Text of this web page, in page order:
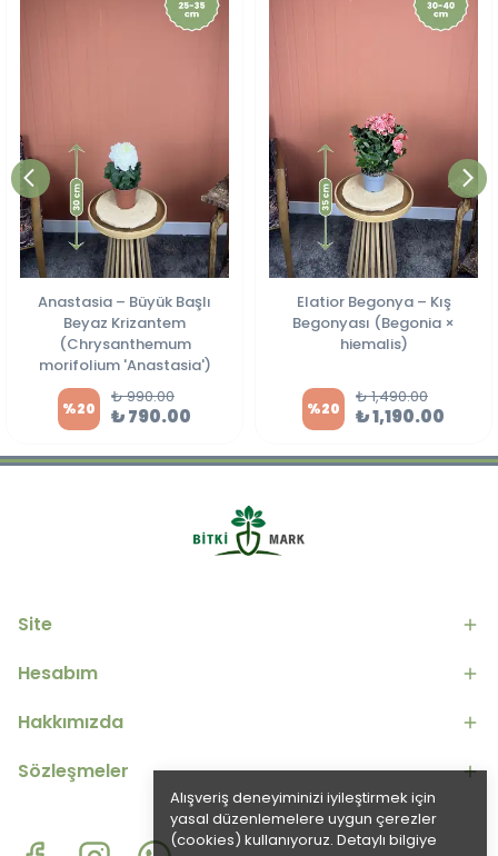
Alışveriş deneyiminizi iyileştirmek için
yasal düzenlemelere uygun çerezler
(cookies) kullanıyoruz. Detaylı bilgiye
Anastasia – Büyük Başlı
Beyaz Krizantem
(Chrysanthemum
morifolium 'Anastasia')
%20
₺ 990.00
₺ 790.00
Elatior Begonya – Kış
Begonyası (Begonia ×
hiemalis)
%20
₺ 1,490.00
₺ 1,190.00
Site
Hesabım
Hakkımızda
Sözleşmeler